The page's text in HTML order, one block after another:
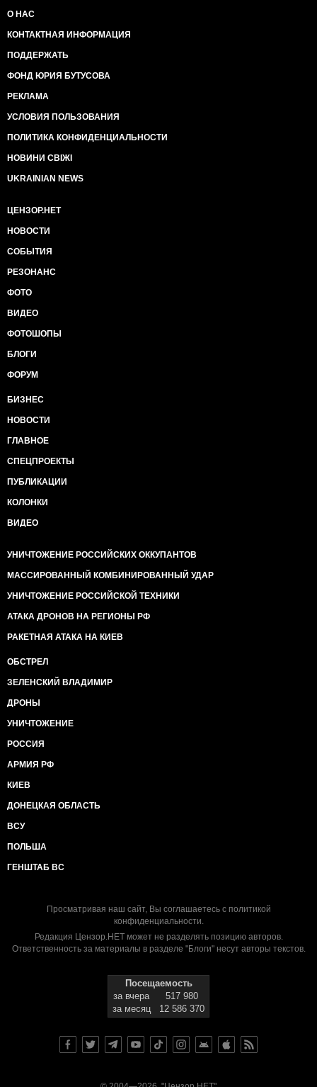
О НАС
КОНТАКТНАЯ ИНФОРМАЦИЯ
ПОДДЕРЖАТЬ
ФОНД ЮРИЯ БУТУСОВА
РЕКЛАМА
УСЛОВИЯ ПОЛЬЗОВАНИЯ
ПОЛИТИКА КОНФИДЕНЦИАЛЬНОСТИ
НОВИНИ СВІЖІ
UKRAINIAN NEWS
ЦЕНЗОР.НЕТ
НОВОСТИ
СОБЫТИЯ
РЕЗОНАНС
ФОТО
ВИДЕО
ФОТОШОПЫ
БЛОГИ
ФОРУМ
БИЗНЕС
НОВОСТИ
ГЛАВНОЕ
СПЕЦПРОЕКТЫ
ПУБЛИКАЦИИ
КОЛОНКИ
ВИДЕО
УНИЧТОЖЕНИЕ РОССИЙСКИХ ОККУПАНТОВ
МАССИРОВАННЫЙ КОМБИНИРОВАННЫЙ УДАР
УНИЧТОЖЕНИЕ РОССИЙСКОЙ ТЕХНИКИ
АТАКА ДРОНОВ НА РЕГИОНЫ РФ
РАКЕТНАЯ АТАКА НА КИЕВ
ОБСТРЕЛ
ЗЕЛЕНСКИЙ ВЛАДИМИР
ДРОНЫ
УНИЧТОЖЕНИЕ
РОССИЯ
АРМИЯ РФ
КИЕВ
ДОНЕЦКАЯ ОБЛАСТЬ
ВСУ
ПОЛЬША
ГЕНШТАБ ВС
Просматривая наш сайт, Вы соглашаетесь с политикой
конфиденциальности.
Редакция Цензор.НЕТ может не разделять позицию авторов.
Ответственность за материалы в разделе "Блоги" несут авторы текстов.
Посещаемость
за вчера
517 980
за месяц
12 586 370